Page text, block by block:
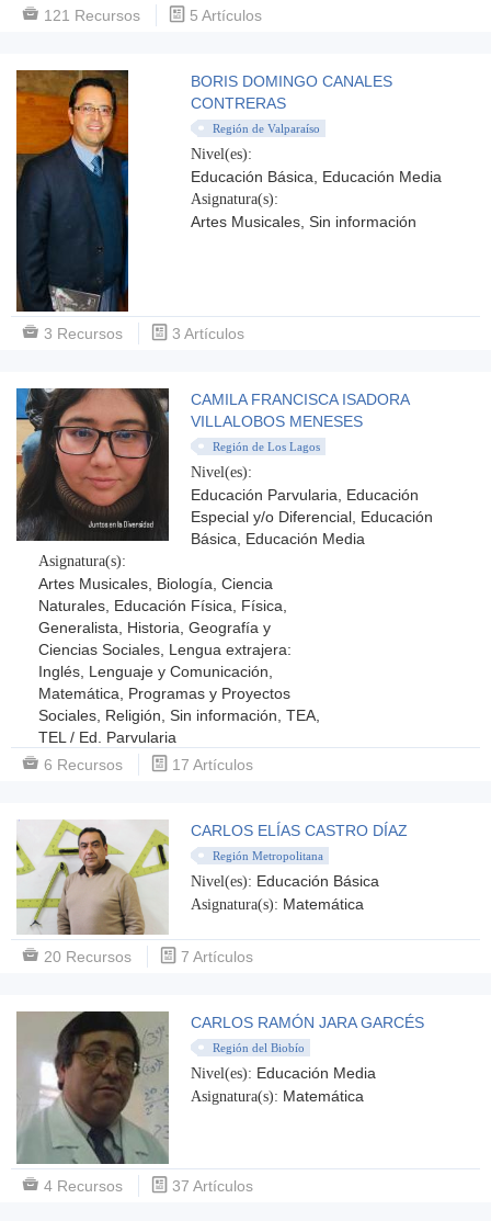
121 Recursos 5 Artículos
BORIS DOMINGO CANALES
CONTRERAS
Región de Valparaíso
Nivel(es):
Educación Básica, Educación Media
Asignatura(s):
Artes Musicales, Sin información
3 Recursos 3 Artículos
CAMILA FRANCISCA ISADORA
VILLALOBOS MENESES
Región de Los Lagos
Nivel(es):
Educación Parvularia, Educación
Especial y/o Diferencial, Educación
Básica, Educación Media
Asignatura(s):
Artes Musicales, Biología, Ciencia
Naturales, Educación Física, Física,
Generalista, Historia, Geografía y
Ciencias Sociales, Lengua extrajera:
Inglés, Lenguaje y Comunicación,
Matemática, Programas y Proyectos
Sociales, Religión, Sin información, TEA,
TEL / Ed. Parvularia
6 Recursos
17 Artículos
CARLOS ELÍAS CASTRO DÍAZ
Región Metropolitana
Nivel(es): Educación Básica
Asignatura(s): Matemática
20 Recursos 7 Artículos
CARLOS RAMÓN JARA GARCÉS
Región del Biobío
Nivel(es): Educación Media
Asignatura(s): Matemática
4 Recursos 37 Artículos